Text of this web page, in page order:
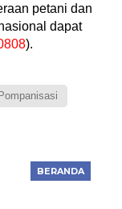
petani dan
dapat
).
BERANDA